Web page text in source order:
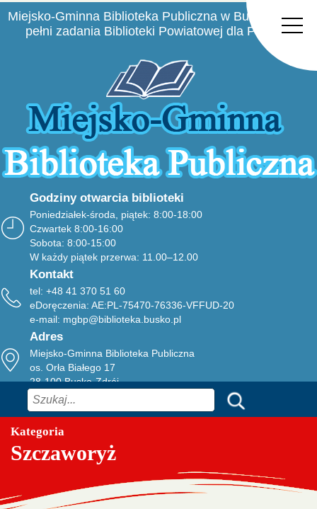
Miejsko-Gminna Biblioteka Publiczna w Busku-Zdroju
pełni zadania Biblioteki Powiatowej dla Powiatu
Godziny otwarcia biblioteki
Poniedziałek-środa, piątek: 8:00-18:00
Czwartek 8:00-16:00
Sobota: 8:00-15:00
W każdy piątek przerwa: 11.00–12.00
Kontakt
tel: +48 41 370 51 60
eDoręczenia: AE:PL-75470-76336-VFFUD-20
e-mail: mgbp@biblioteka.busko.pl
Adres
Miejsko-Gminna Biblioteka Publiczna
os. Orła Białego 17
28-100 Busko-Zdrój
Szukaj
Kategoria
Szczaworyż